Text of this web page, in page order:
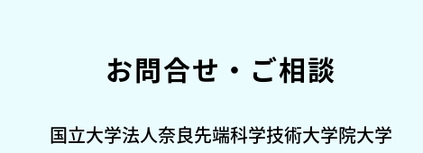
お問合せ・ご相談
国立大学法人奈良先端科学技術大学院大学